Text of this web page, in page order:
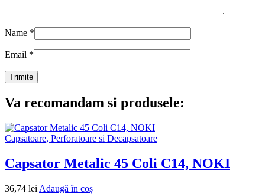
Name *
Email *
Va recomandam si produsele:
Capsatoare, Perforatoare si Decapsatoare
Capsator Metalic 45 Coli C14, NOKI
36,74 lei Adaugă în coș